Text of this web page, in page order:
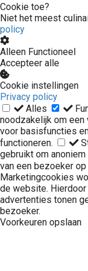
Cookie toe?
Niet het meest
policy
Alleen Functioneel
Accepteer alle
Cookie instellingen
Privacy policy
Alles
noodzakelijk om
voor basisfuncties
functioneren.
gebruikt om
van een bezoeker
Marketingcookies
de website.
advertenties tonen
bezoeker.
Voorkeuren opslaan